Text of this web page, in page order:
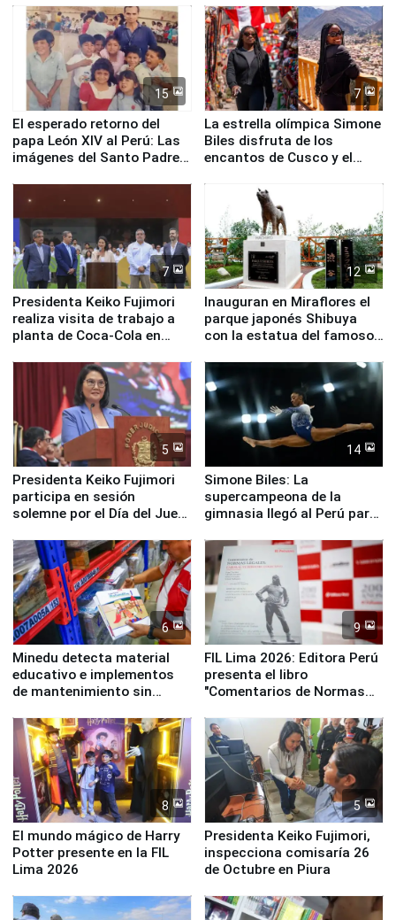
de Chile
15
El esperado retorno del
papa León XIV al Perú: Las
imágenes del Santo Padre
7
La estrella olímpica Simone
Biles disfruta de los
encantos de Cusco y el
7
Presidenta Keiko Fujimori
realiza visita de trabajo a
planta de Coca-Cola en
12
Inauguran en Miraflores el
parque japonés Shibuya
con la estatua del famoso
5
Presidenta Keiko Fujimori
participa en sesión
solemne por el Día del Juez
14
Simone Biles: La
supercampeona de la
gimnasia llegó al Perú para
Panamericanos Lima 2027
6
Minedu detecta material
educativo e implementos
de mantenimiento sin
la UGEL 2
9
FIL Lima 2026: Editora Perú
presenta el libro
"Comentarios de Normas
Derecho Colectivo"
8
El mundo mágico de Harry
Potter presente en la FIL
Lima 2026
5
Presidenta Keiko Fujimori,
inspecciona comisaría 26
de Octubre en Piura